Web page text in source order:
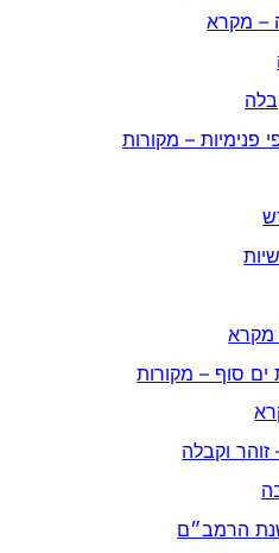
– מקרא
פנימיות – מקורות
מקרא
ים סוף – מקורות
זוהר וקבלה
הרמב״ם